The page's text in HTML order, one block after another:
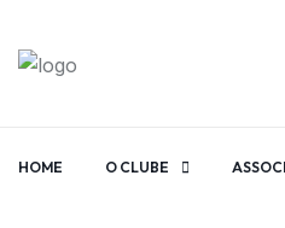
HOME O CLUBE